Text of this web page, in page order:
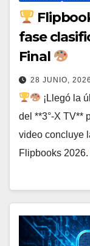
fase
Final
28 JUNIO, 2026
¡Llegó la
del **3°-X TV**
video concluye
Flipbooks 2026.